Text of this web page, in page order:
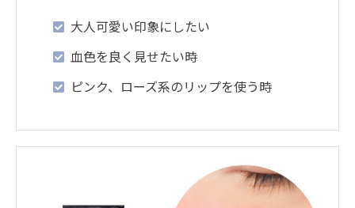
大人可愛い印象にしたい
血色を良く見せたい時
ピンク、ローズ系のリップを使う時